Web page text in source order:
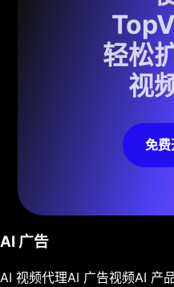
轻松
视
免费
AI 广告
AI 视频代理AI 广告视频AI 产